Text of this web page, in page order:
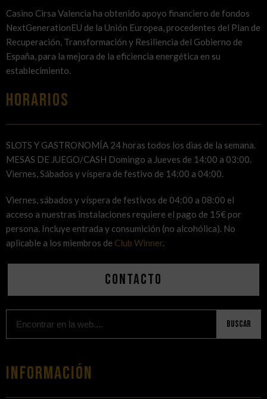
Casino Cirsa Valencia ha obtenido apoyo financiero de fondos
NextGenerationEU de la Unión Europea, procedentes del Plan de
Recuperación, Transformación y Resiliencia del Gobierno de
España, para la mejora de la eficiencia energética en su
establecimiento.
HORARIOS
SLOTS Y GASTRONOMÍA 24 horas todos los dias de la semana.
MESAS DE JUEGO/CASH Domingo a Jueves de 14:00 a 03:00.
Viernes, Sábados y víspera de festivo de 14:00 a 04:00.
Viernes, sábados y víspera de festivos de 04:00 a 08:00 el
acceso a nuestras instalaciones requiere el pago de 15€ por
persona. Incluye entrada y consumición (no alcohólica). No
aplicable a los miembros de Club Winner.
Contacto
Buscar
Información